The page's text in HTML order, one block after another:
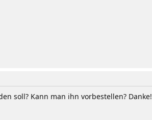
soll? Kann man ihn vorbestellen? Danke!